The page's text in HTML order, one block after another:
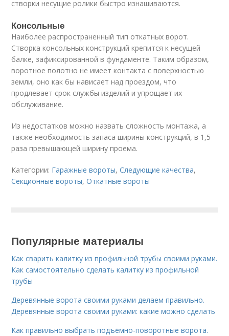
створки несущие ролики быстро изнашиваются.
Консольные
Наиболее распространенный тип откатных ворот.
Створка консольных конструкций крепится к несущей
балке, зафиксированной в фундаменте. Таким образом,
воротное полотно не имеет контакта с поверхностью
земли, оно как бы нависает над проездом, что
продлевает срок службы изделий и упрощает их
обслуживание.
Из недостатков можно назвать сложность монтажа, а
также необходимость запаса ширины конструкций, в 1,5
раза превышающей ширину проема.
Категории: Гаражные вороты,Следующие качества,
Секционные вороты,Откатные вороты
Популярные материалы
Как сварить калитку из профильной трубы своими руками.
Как самостоятельно сделать калитку из профильной
трубы
Деревянные ворота своими руками делаем правильно.
Деревянные ворота своими руками: какие можно сделать
Как правильно выбрать подъёмно-поворотные ворота.